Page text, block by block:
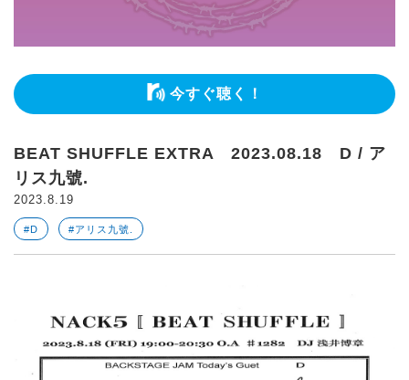
今すぐ聴く！
BEAT SHUFFLE EXTRA 2023.08.18 D / ア
リス九號.
2023.8.19
#D #アリス九號.